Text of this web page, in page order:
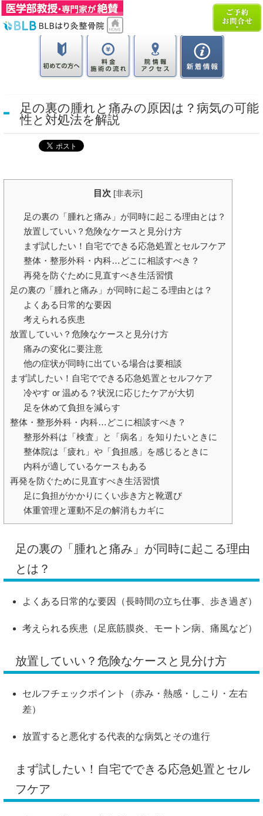
足の裏の腫れと痛みの原因は？病気の可能
性と対処法を解説
目次 [非表示]
足の裏の「腫れと痛み」が同時に起こる理由とは？
放置していい？危険なケースと見分け方
まず試したい！自宅でできる応急処置とセルフケア
整体・整形外科・内科…どこに相談すべき？
再発を防ぐために見直すべき生活習慣
足の裏の「腫れと痛み」が同時に起こる理由とは？
よくある日常的な要因
考えられる疾患
放置していい？危険なケースと見分け方
痛みの変化に要注意
他の症状が同時に出ている場合は要相談
まず試したい！自宅でできる応急処置とセルフケア
冷やす or 温める？状況に応じたケアが大切
足を休めて負担を減らす
整体・整形外科・内科…どこに相談すべき？
整形外科は「検査」と「病名」を知りたいときに
整体院は「疲れ」や「負担感」を感じるときに
内科が適しているケースもある
再発を防ぐために見直すべき生活習慣
足に負担がかかりにくい歩き方と靴選び
体重管理と運動不足の解消もカギに
足の裏の「腫れと痛み」が同時に起こる理由
とは？
よくある日常的な要因（長時間の立ち仕事、歩き過ぎ）
考えられる疾患（足底筋膜炎、モートン病、痛風など）
放置していい？危険なケースと見分け方
セルフチェックポイント（赤み・熱感・しこり・左右
差）
放置すると悪化する代表的な病気とその進行
まず試したい！自宅でできる応急処置とセル
フケア